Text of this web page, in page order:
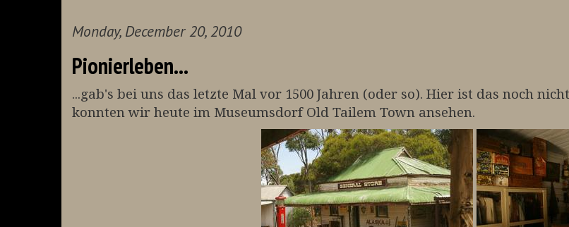
Monday, December 20, 2010
Pionierleben...
...gab's bei uns das letzte Mal vor 1500 Jahren (oder so). Hier ist das noch
konnten wir heute im Museumsdorf Old Tailem Town ansehen.